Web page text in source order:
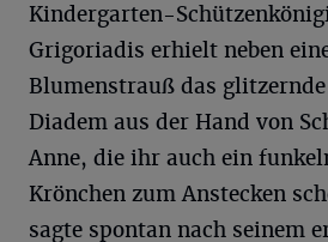
Kindergarten-
Grigoriadis erhielt neben
Blumenstrauß das
Diadem aus der Hand von
Anne, die ihr auch ein
Krönchen zum Anstecken
sagte spontan nach seinem